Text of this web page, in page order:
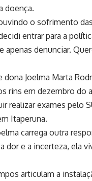
doença.
o sofrimento
entrar para a
apenas denunciar.
Joelma Marta
rins em dezembro do
realizar exames pelo
Itaperuna.
carrega outra
dor e a incerteza, ela
articulam a